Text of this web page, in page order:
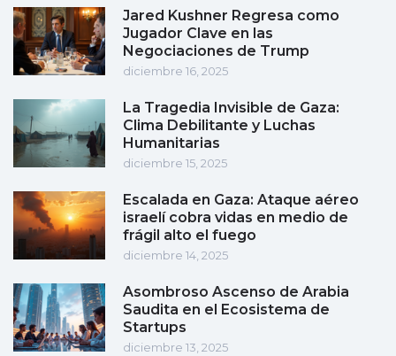
Jared Kushner Regresa como
Jugador Clave en las
Negociaciones de Trump
diciembre 16, 2025
La Tragedia Invisible de Gaza:
Clima Debilitante y Luchas
Humanitarias
diciembre 15, 2025
Escalada en Gaza: Ataque aéreo
israelí cobra vidas en medio de
frágil alto el fuego
diciembre 14, 2025
Asombroso Ascenso de Arabia
Saudita en el Ecosistema de
Startups
diciembre 13, 2025